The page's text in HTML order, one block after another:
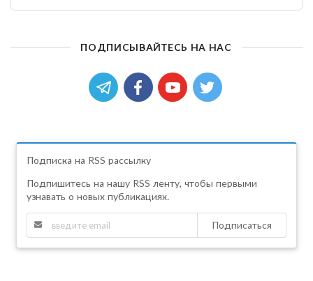
ПОДПИСЫВАЙТЕСЬ НА НАС
Подписка на RSS рассылку
Подпишитесь на нашу RSS ленту, чтобы первыми
узнавать о новых публикациях.
Подписаться